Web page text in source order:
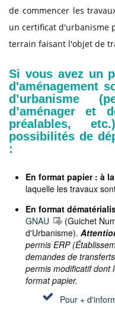
de commencer les
un certificat d'urbanisme
terrain faisant l'objet de
Si vous avez un
d'aménagement
d’urbanisme
d’aménager et
préalables,
possibilités de
:
En format papier : à
laquelle les travaux
En format
GNAU
(Guichet
d'Urbanisme).
permis ERP
demandes de
permis modificatif dont
format papier.
Pour +